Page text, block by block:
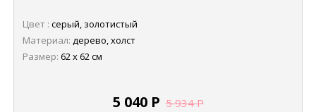
Цвет : серый, золотистый
Материал: дерево, холст
Размер: 62 х 62 см
5 040 Р 5 934Р